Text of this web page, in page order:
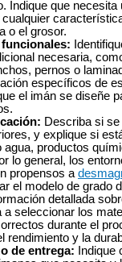
Indique que necesita
o el grosor.
necesaria,
pernos o
específicos de
el imán se diseñe
Describa si
y explique si
agua, productos
lo general, los
propensos a
el modelo de grado
detallada
a seleccionar los
durante el
rendimiento y la
de entrega: Indique